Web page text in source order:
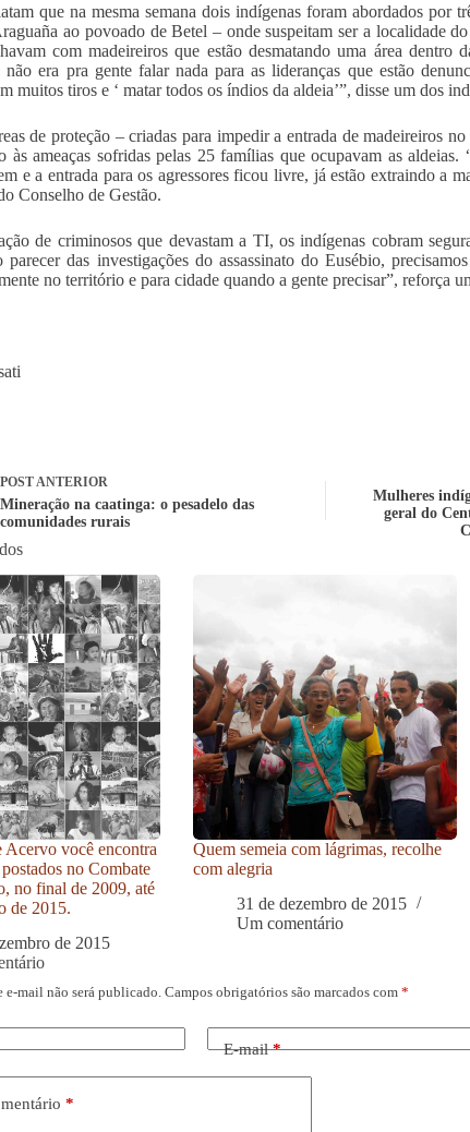
que na mesma semana dois indígenas foram abordados por
ao povoado de Betel – onde suspeitam ser a localidade
com madeireiros que estão desmatando uma área
não era pra gente falar nada para as lideranças que estão
muitos tiros e ‘ matar todos os índios da aldeia’”, disse um dos
de proteção – criadas para impedir a entrada de madeireiros
às ameaças sofridas pelas 25 famílias que ocupavam as
e a entrada para os agressores ficou livre, já estão extraindo a
Conselho de Gestão.
de criminosos que devastam a TI, os indígenas cobram
parecer das investigações do assassinato do Eusébio,
no território e para cidade quando a gente precisar”, reforça
POSTANTERIOR
Mineração na caatinga: o pesadelo das
comunidades rurais
Mulheres
geral do
Acervo você encontra
no Combate
no final de 2009, até
de 2015.
de 2015
Quem semeia com lágrimas, recolhe
com alegria
31 de dezembro de 2015
Um comentário
e-mail não será publicado. Campos obrigatórios são marcados com *
E-mail*
*